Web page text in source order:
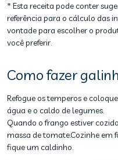
* Esta receita pode conter
referência para o cálculo das
vontade para escolher o
você preferir.
Como fazer
Refogue os temperos e
água e o caldo de legumes.
Quando o frango estiver
massa de tomate.Cozinhe em
fique um caldinho.